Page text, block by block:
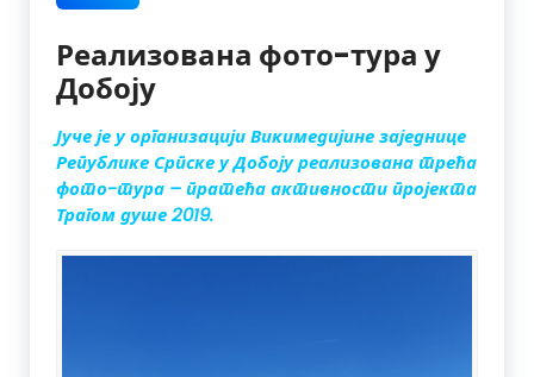
Реализована фото-тура у
Добоју
Јуче је у организацији Викимедијине заједнице
Републике Српске у Добоју реализована трећа
фото-тура – пратећа активности пројекта
Трагом душе 2019.